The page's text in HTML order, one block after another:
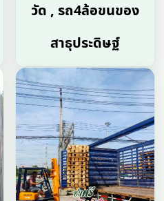
วัด , รถ4ล้อขนของ
สาธุประดิษฐ์